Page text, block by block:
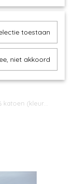
katoen (kleur…
toestaan
niet akkoord